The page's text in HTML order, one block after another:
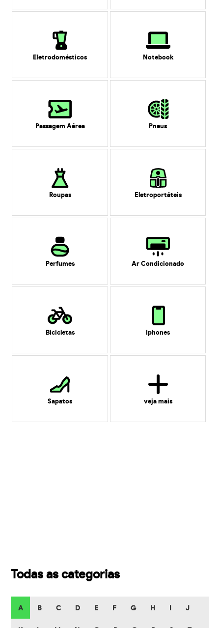
Eletrodomésticos Notebook
Passagem Aérea Pneus
Roupas Eletroportáteis
Perfumes Ar Condicionado
Bicicletas Iphones
Sapatos veja mais
Todas as categorias
A B C D E F G H J